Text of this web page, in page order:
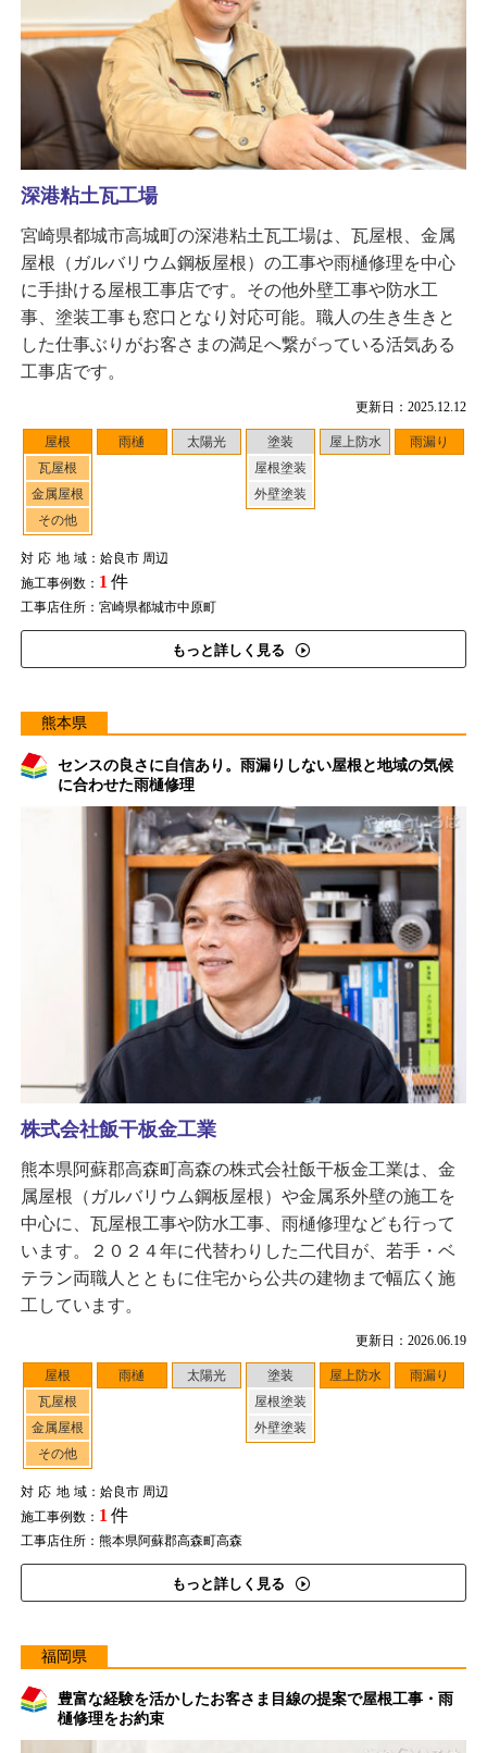
更新日：2025.12.12
屋根
瓦屋根
金属屋根
その他
雨樋 太陽光
塗装
屋根塗装
外壁塗装
屋上防水 雨漏り
対応地域：姶良市 周辺
施工事例数： 1 件
工事店住所：宮崎県都城市中原町
もっと詳しく見る
深港粘土瓦工場
宮崎県都城市高城町の深港粘土瓦工場は、瓦屋根、金属
屋根（ガルバリウム鋼板屋根）の工事や雨樋修理を中心
に手掛ける屋根工事店です。その他外壁工事や防水工
事、塗装工事も窓口となり対応可能。職人の生き生きと
した仕事ぶりがお客さまの満足へ繋がっている活気ある
工事店です。
熊本県
センスの良さに自信あり。雨漏りしない屋根と地域の気候
に合わせた雨樋修理
更新日：2026.06.19
屋根
瓦屋根
金属屋根
その他
雨樋 太陽光
塗装
屋根塗装
外壁塗装
屋上防水 雨漏り
対応地域：姶良市 周辺
施工事例数： 1 件
工事店住所：熊本県阿蘇郡高森町高森
もっと詳しく見る
株式会社飯干板金工業
熊本県阿蘇郡高森町高森の株式会社飯干板金工業は、金
属屋根（ガルバリウム鋼板屋根）や金属系外壁の施工を
中心に、瓦屋根工事や防水工事、雨樋修理なども行って
います。２０２４年に代替わりした二代目が、若手・ベ
テラン両職人とともに住宅から公共の建物まで幅広く施
工しています。
福岡県
豊富な経験を活かしたお客さま目線の提案で屋根工事・雨
樋修理をお約束